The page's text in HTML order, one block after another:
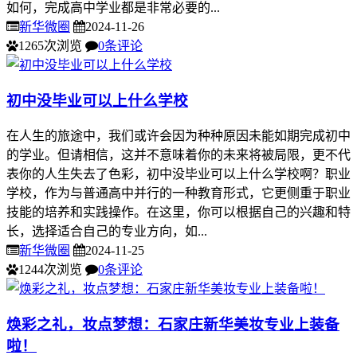
如何，完成高中学业都是非常必要的...
新华微圈
2024-11-26
1265次浏览
0条评论
初中没毕业可以上什么学校
在人生的旅途中，我们或许会因为种种原因未能如期完成初中
的学业。但请相信，这并不意味着你的未来将被局限，更不代
表你的人生失去了色彩，初中没毕业可以上什么学校啊？职业
学校，作为与普通高中并行的一种教育形式，它更侧重于职业
技能的培养和实践操作。在这里，你可以根据自己的兴趣和特
长，选择适合自己的专业方向，如...
新华微圈
2024-11-25
1244次浏览
0条评论
焕彩之礼，妆点梦想：石家庄新华美妆专业上装备
啦！